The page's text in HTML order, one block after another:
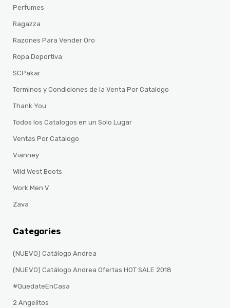
Perfumes
Ragazza
Razones Para Vender Oro
Ropa Deportiva
SCPakar
Terminos y Condiciones de la Venta Por Catalogo
Thank You
Todos los Catalogos en un Solo Lugar
Ventas Por Catalogo
Vianney
Wild West Boots
Work Men V
Zava
Categories
(NUEVO) Catálogo Andrea
(NUEVO) Catálogo Andrea Ofertas HOT SALE 2018
#QuedateEnCasa
2 Angelitos